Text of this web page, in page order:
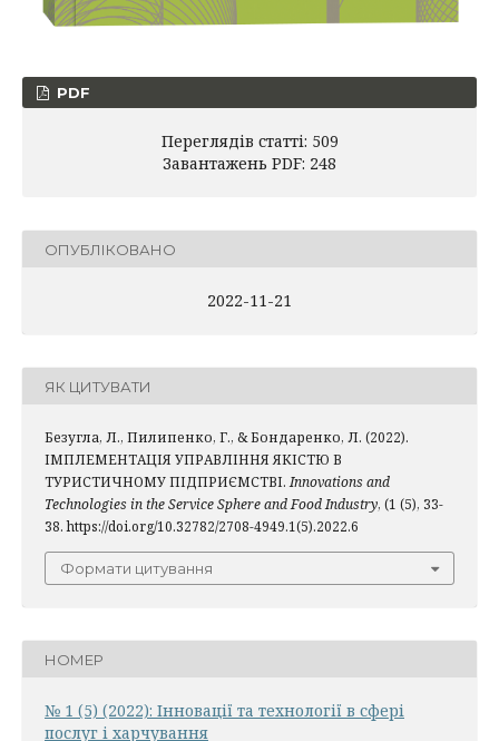
PDF
Переглядів статті: 509
Завантажень PDF: 248
ОПУБЛІКОВАНО
2022-11-21
ЯК ЦИТУВАТИ
Безугла, Л., Пилипенко, Г., & Бондаренко, Л. (2022).
ІМПЛЕМЕНТАЦІЯ УПРАВЛІННЯ ЯКІСТЮ В
ТУРИСТИЧНОМУ ПІДПРИЄМСТВІ.Innovations and
Technologies in the Service Sphere and Food Industry, (1 (5), 33-
38. https://doi.org/10.32782/2708-4949.1(5).2022.6
Формати цитування
НОМЕР
№ 1 (5) (2022): Інновації та технології в сфері
послуг і харчування